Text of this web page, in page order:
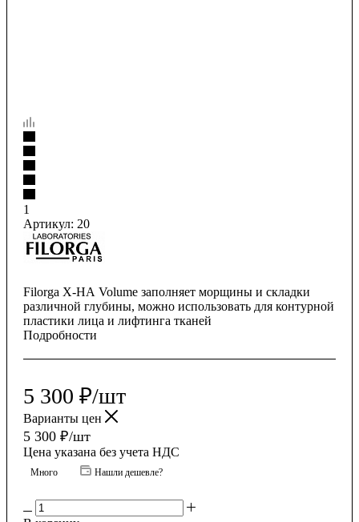
1
Артикул: 20
Filorga X-HA Volume заполняет морщины и складки
различной глубины, можно использовать для контурной
пластики лица и лифтинга тканей
Подробности
5 300 ₽/шт
Варианты цен
5 300 ₽/шт
Цена указана без учета НДС
Много Нашли дешевле?